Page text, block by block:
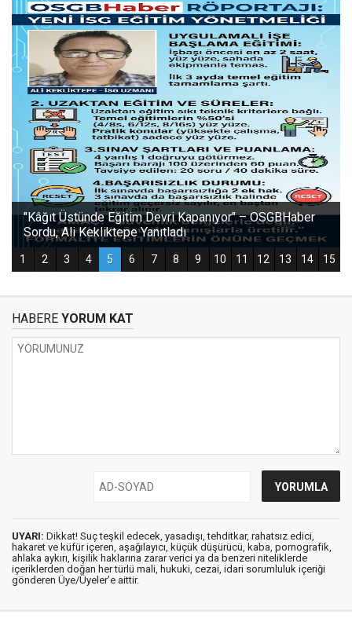
HABERE YORUM KAT
UYARI: Dikkat! Suç teşkil edecek, yasadışı, tehditkar, rahatsız edici,
hakaret ve küfür içeren, aşağılayıcı, küçük düşürücü, kaba, pornografik,
ahlaka aykırı, kişilik haklarına zarar verici ya da benzeri niteliklerde
içeriklerden doğan her türlü mali, hukuki, cezai, idari sorumluluk içeriği
gönderen Üye/Üyeler’e aittir.